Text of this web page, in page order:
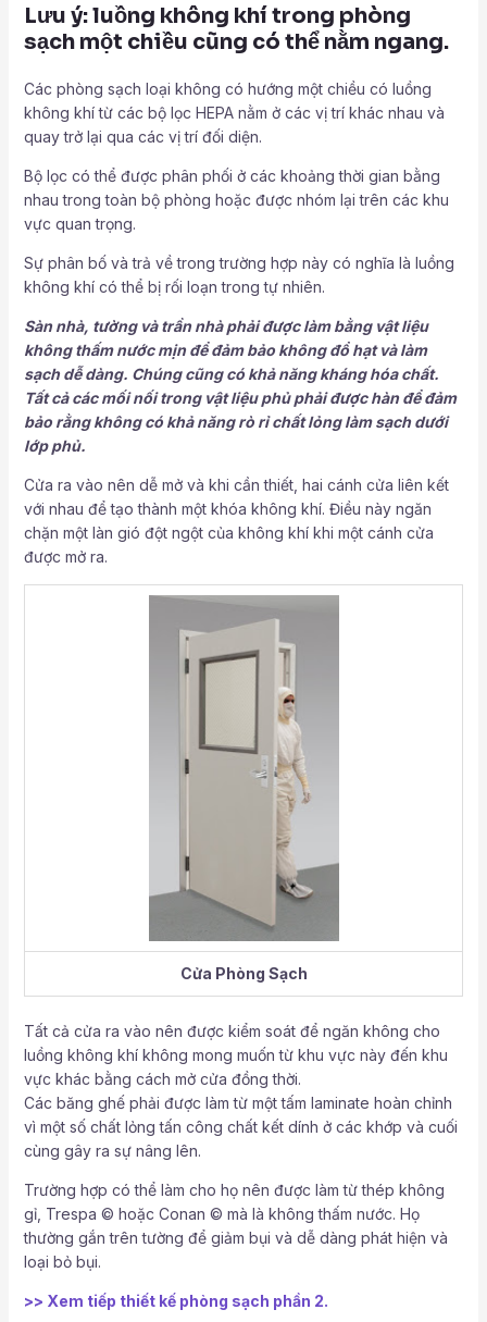
Lưu ý: luồng không khí trong phòng
sạch một chiều cũng có thể nằm ngang.
Các phòng sạch loại không có hướng một chiều có luồng
không khí từ các bộ lọc HEPA nằm ở các vị trí khác nhau và
quay trở lại qua các vị trí đối diện.
Bộ lọc có thể được phân phối ở các khoảng thời gian bằng
nhau trong toàn bộ phòng hoặc được nhóm lại trên các khu
vực quan trọng.
Sự phân bố và trả về trong trường hợp này có nghĩa là luồng
không khí có thể bị rối loạn trong tự nhiên.
Sàn nhà, tường và trần nhà phải được làm bằng vật liệu
không thấm nước mịn để đảm bảo không đổ hạt và làm
sạch dễ dàng. Chúng cũng có khả năng kháng hóa chất.
Tất cả các mối nối trong vật liệu phủ phải được hàn để đảm
bảo rằng không có khả năng rò rỉ chất lỏng làm sạch dưới
lớp phủ.
Cửa ra vào nên dễ mở và khi cần thiết, hai cánh cửa liên kết
với nhau để tạo thành một khóa không khí. Điều này ngăn
chặn một làn gió đột ngột của không khí khi một cánh cửa
được mở ra.
Cửa Phòng Sạch
Tất cả cửa ra vào nên được kiểm soát để ngăn không cho
luồng không khí không mong muốn từ khu vực này đến khu
vực khác bằng cách mở cửa đồng thời.
Các băng ghế phải được làm từ một tấm laminate hoàn chỉnh
vì một số chất lỏng tấn công chất kết dính ở các khớp và cuối
cùng gây ra sự nâng lên.
Trường hợp có thể làm cho họ nên được làm từ thép không
gỉ, Trespa © hoặc Conan © mà là không thấm nước. Họ
thường gắn trên tường để giảm bụi và dễ dàng phát hiện và
loại bỏ bụi.
>> Xem tiếp thiết kế phòng sạch phần 2.